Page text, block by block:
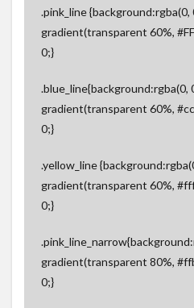
.pink_line {background:rgba(0,
gradient(transparent 60%,
0;}
.blue_line{background:rgba(0,
gradient(transparent 60%,
0;}
.yellow_line
gradient(transparent 60%,
0;}
gradient(transparent 80%,
0;}